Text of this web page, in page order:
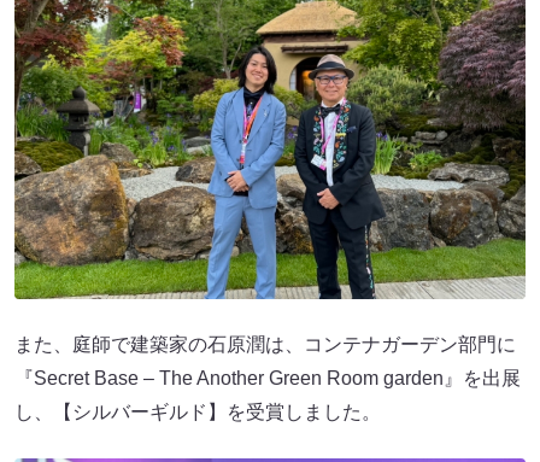
また、庭師で建築家の石原潤は、コンテナガーデン部門に
『Secret Base – The Another Green Room garden』を出展
し、【シルバーギルド】を受賞しました。